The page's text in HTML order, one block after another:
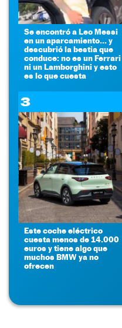
Se encontró a Leo Messi
en un aparcamiento... y
descubrió la bestia que
conduce: no es un Ferrari
ni un Lamborghini y esto
es lo que cuesta
3
Este coche eléctrico
cuesta menos de 14.000
euros y tiene algo que
muchos BMW ya no
ofrecen